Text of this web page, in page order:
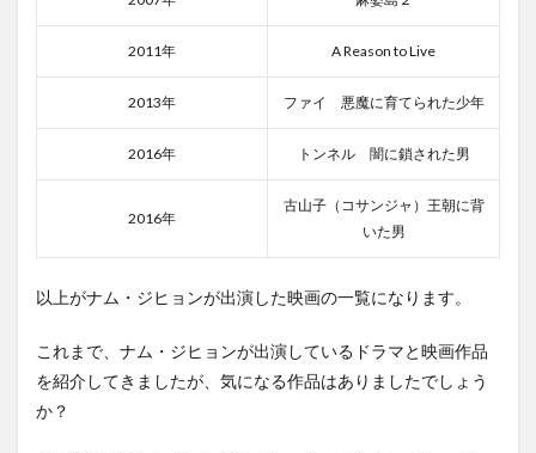
2011年 A Reason to Live
2013年 ファイ 悪魔に育てられた少年
2016年 トンネル 闇に鎖された男
2016年
古山子（コサンジャ）王朝に背
いた男
以上がナム・ジヒョンが出演した映画の一覧になります。
これまで、ナム・ジヒョンが出演しているドラマと映画作品
を紹介してきましたが、気になる作品はありましたでしょう
か？